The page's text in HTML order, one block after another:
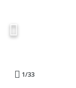
1/33